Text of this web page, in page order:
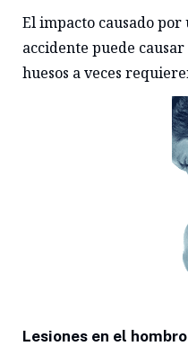
El impacto causado por
accidente puede
huesos a veces
Lesiones en el hombro